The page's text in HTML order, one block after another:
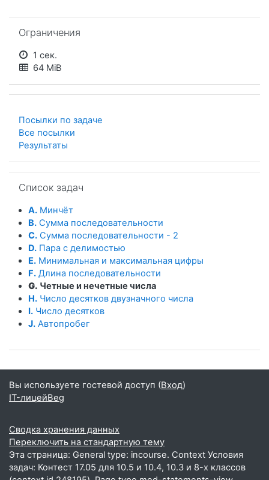
Ограничения
1 сек.
64 MiB
Посылки по задаче
Все посылки
Результаты
Список задач
A. Минчёт
B. Сумма последовательности
C. Сумма последовательности - 2
D. Пара с делимостью
E. Минимальная и максимальная цифры
F. Длина последовательности
G. Четные и нечетные числа
H. Число десятков двузначного числа
I. Число десятков
J. Автопробег
Вы используете гостевой доступ (Вход)
IT-лицейBeg
Сводка хранения данных
Переключить на стандартную тему
Эта страница: General type: incourse. Context Условия
задач: Контест 17.05 для 10.5 и 10.4, 10.3 и 8-х классов